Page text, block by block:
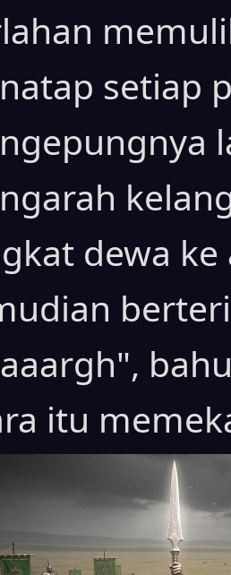
setiap
dewa ke
itu